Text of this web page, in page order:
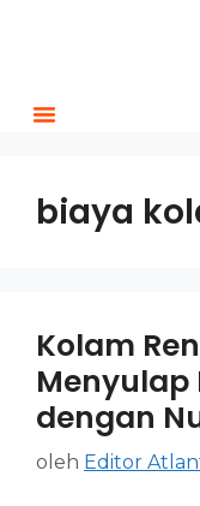
biaya
Kolam
Menyulap
dengan
oleh Editor